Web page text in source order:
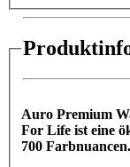
Auro Premium
For Life ist eine
700 Farbnuancen.